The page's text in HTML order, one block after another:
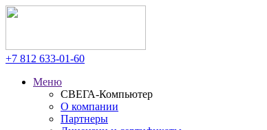
+7 812 633-01-60
Меню
СВЕГА-Компьютер
О компании
Партнеры